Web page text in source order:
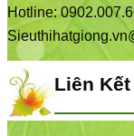
Hotline:
Liên Kết